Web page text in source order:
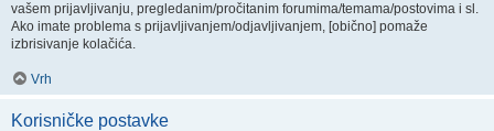
vašem prijavljivanju, pregledanim/pročitanim forumima/temama/postovima i sl.
Ako imate problema s prijavljivanjem/odjavljivanjem, [obično] pomaže
izbrisivanje kolačića.
Vrh
Korisničke postavke